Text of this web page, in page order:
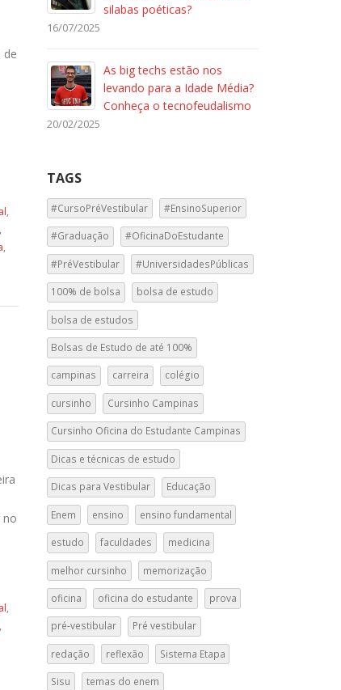
de
,
,
,
no
,
,
silabas poéticas?
16/07/2025
As big techs estão nos
levando para a Idade Média?
Conheça o tecnofeudalismo
20/02/2025
TAGS
#CursoPréVestibular #EnsinoSuperior
#Graduação #OficinaDoEstudante
#PréVestibular #UniversidadesPúblicas
100% de bolsa bolsa de estudo
bolsa de estudos
Bolsas de Estudo de até 100%
campinas carreira colégio
cursinho Cursinho Campinas
Cursinho Oficina do Estudante Campinas
Dicas e técnicas de estudo
Dicas para Vestibular Educação
Enem ensino ensino fundamental
estudo faculdades medicina
melhor cursinho memorização
oficina oficina do estudante prova
pré-vestibular Pré vestibular
redação reflexão Sistema Etapa
Sisu temas do enem